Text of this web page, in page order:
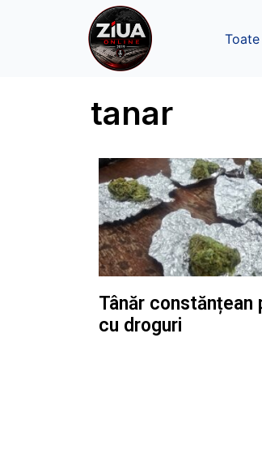
Toate
tanar
Tânăr constănțean
cu droguri